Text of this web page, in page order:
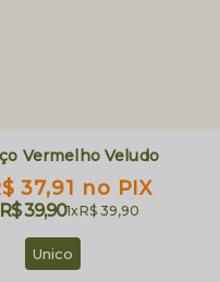
Vermelho Veludo
37,91 no PIX
R$ 39,901xR$ 39,90
Unico